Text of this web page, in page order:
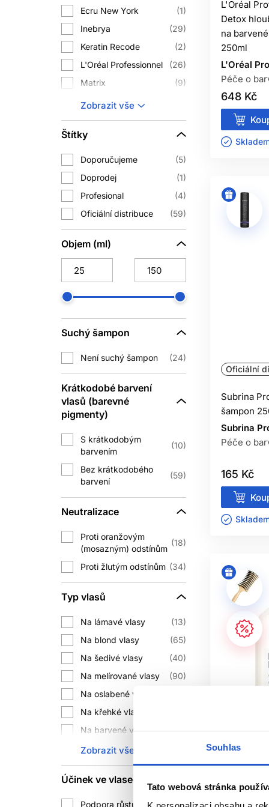
Souhlas
Tato webová stránka
častěji objevují na tmavším blond či
Při kombinaci více tónů vybírejte
Ne každé mytí musí být
Pokud používáte hodně stylingu,
Kondicionér by měl následovat po
intenzivnější krok pro porézní
Silver nebo pigmentovaná maska
Zesvětlování mění strukturu
používejte hladký ručník a
Na slunci pomáhá pokrývka
Lesk ovlivňuje hladkost povrchu a
Tvrdá voda může zanechávat
Nepřidávejte pigmentovaný
pigmentu může vytvořit matný
Další zesvětlování odložte,
JAK
Před použitím pigmentovaného
rychleji, proto na nich začněte
Při prvním použití je rozumná
SALONNÍ
Pigmentovaný šampon a maska
tónu, podkladovým pigmentem a
Domácí rutina má především
Ecru New York
1
Inebrya
29
Keratin Recode
2
L'Oréal Professionnel
26
Matrix
9
Ref Stockholm
Subrina Professional
15
Wella Professionals
1
Zobrazit vše
Štítky
Doporučujeme
5
Doprodej
1
Profesional
4
Oficiální distribuce
59
Objem (ml)
Suchý šampon
Není suchý šampon 24
Krátkodobé barvení
vlasů (barevné
pigmenty)
S krátkodobým
barvením
10
Bez krátkodobého
barvení
59
Neutralizace
Proti oranžovým
(mosazným) odstínům
18
Proti žlutým odstínům 34
Typ vlasů
Na lámavé vlasy
13
Na blond vlasy
65
Na šedivé vlasy
40
Na melírované vlasy
90
Na oslabené vlasy
Na křehké vlasy
Na barvené vlasy
51
Na suché vlasy
Na poškozené vlasy
1
Na všechny typy
14
Zobrazit vše
Účinek ve vlasech
Podpora růstu vlasů
1
L'Oréal
Detox
​​na
250ml
L'Oréal
Péče o
648 Kč
Skladem
Oficiální
Subrina
šampon
Subrina
Péče o
165 Kč
Skladem
Detox
a